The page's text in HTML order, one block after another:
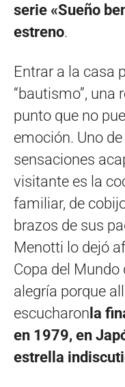
serie «Sueño
estreno.
Entrar a la casa
“bautismo”, una
punto que no
emoción. Uno
sensaciones
visitante es la
familiar, de
brazos de sus
Menotti lo dejó
Copa del Mundo
alegría porque
escucharon la
en 1979, en
estrella